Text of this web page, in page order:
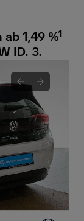
1,49 %¹
ID. 3.